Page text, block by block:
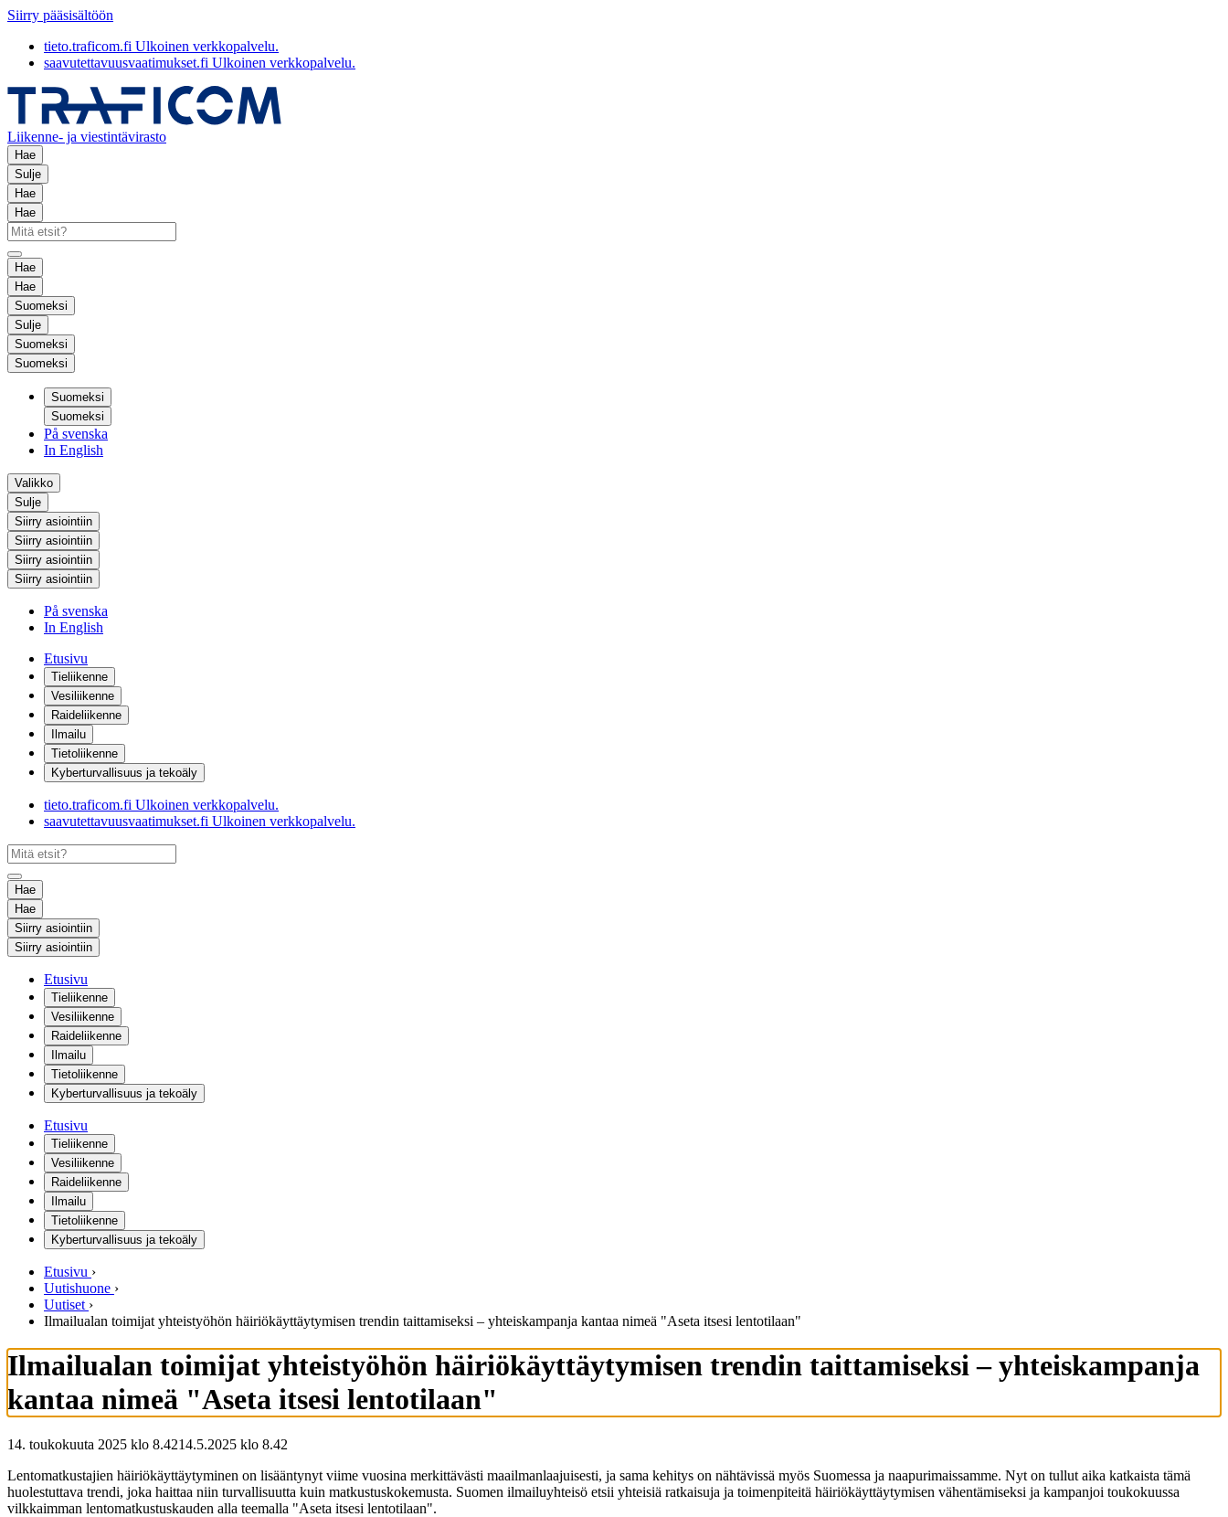
Siirry pääsisältöön
tieto.traficom.fi Ulkoinen verkkopalvelu.
saavutettavuusvaatimukset.fi Ulkoinen verkkopalvelu.
Liikenne- ja viestintävirasto
Hae
Sulje
Hae
Hae
Hae
Hae
Suomeksi
Sulje
Suomeksi
Suomeksi
Suomeksi
Suomeksi
På svenska
In English
Valikko
Sulje
Siirry asiointiin
Siirry asiointiin
Siirry asiointiin
Siirry asiointiin
På svenska
In English
Etusivu
Tieliikenne
Vesiliikenne
Raideliikenne
Ilmailu
Tietoliikenne
Kyberturvallisuus ja tekoäly
tieto.traficom.fi Ulkoinen verkkopalvelu.
saavutettavuusvaatimukset.fi Ulkoinen verkkopalvelu.
Hae
Hae
Siirry asiointiin
Siirry asiointiin
Etusivu
Tieliikenne
Vesiliikenne
Raideliikenne
Ilmailu
Tietoliikenne
Kyberturvallisuus ja tekoäly
Etusivu
Tieliikenne
Vesiliikenne
Raideliikenne
Ilmailu
Tietoliikenne
Kyberturvallisuus ja tekoäly
Etusivu ›
Uutishuone ›
Uutiset ›
Ilmailualan toimijat yhteistyöhön häiriökäyttäytymisen trendin taittamiseksi – yhteiskampanja kantaa nimeä "Aseta itsesi lentotilaan"
Ilmailualan toimijat yhteistyöhön häiriökäyttäytymisen trendin taittamiseksi – yhteiskampanja
kantaa nimeä "Aseta itsesi lentotilaan"
14. toukokuuta 2025 klo 8.4214.5.2025 klo 8.42
Lentomatkustajien häiriökäyttäytyminen on lisääntynyt viime vuosina merkittävästi maailmanlaajuisesti, ja sama kehitys on nähtävissä myös Suomessa ja naapurimaissamme. Nyt on tullut aika katkaista tämä
huolestuttava trendi, joka haittaa niin turvallisuutta kuin matkustuskokemusta. Suomen ilmailuyhteisö etsii yhteisiä ratkaisuja ja toimenpiteitä häiriökäyttäytymisen vähentämiseksi ja kampanjoi toukokuussa
vilkkaimman lentomatkustuskauden alla teemalla "Aseta itsesi lentotilaan".